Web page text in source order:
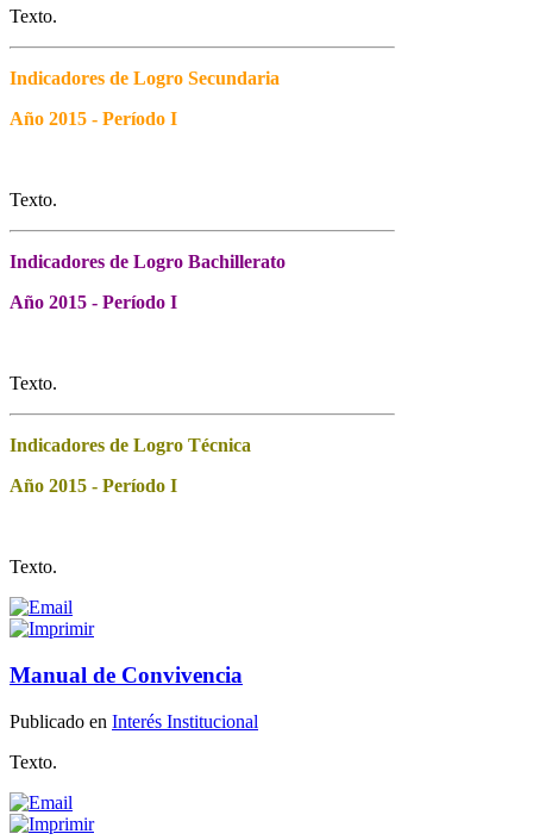
Texto.
Indicadores de Logro Secundaria
Año 2015 - Período I
Texto.
Indicadores de Logro Bachillerato
Año 2015 - Período I
Texto.
Indicadores de Logro Técnica
Año 2015 - Período I
Texto.
Manual de Convivencia
Publicado en Interés Institucional
Texto.